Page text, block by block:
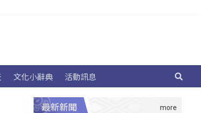
文化小辭典 活動訊息
最新新聞